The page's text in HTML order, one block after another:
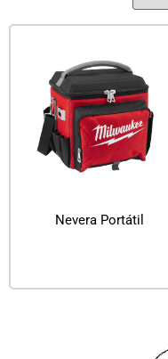
Nevera Portátil